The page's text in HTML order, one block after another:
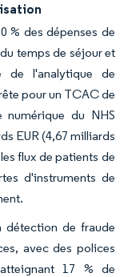
% des dépenses de
temps de séjour et
de l'analytique de
pour un TCAC de
du NHS
EUR (4,67 milliards
flux de patients de
d'instruments de
détection de fraude
avec des polices
17 % de